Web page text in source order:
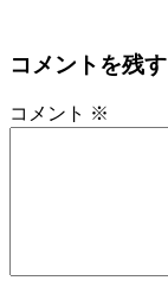
コメントを残す
コメント ※